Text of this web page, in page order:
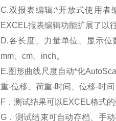
C.双报表编辑:*开放式使用者
EXCEL报表编辑功能扩展了以
D.各长度、力量单位、显示
mm、cm、inch。
E.图形曲线尺度自动*化
重-位移、荷重-时间、位移-时
F．测试结果可以EXCEL格式的
G．测试结束可自动存档、手